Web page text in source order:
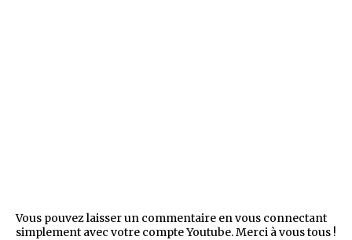
Vous pouvez laisser un commentaire en vous connectant
simplement avec votre compte Youtube. Merci à vous tous !